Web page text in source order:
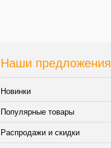
Наши предложения
Новинки
Популярные товары
Распродажи и скидки